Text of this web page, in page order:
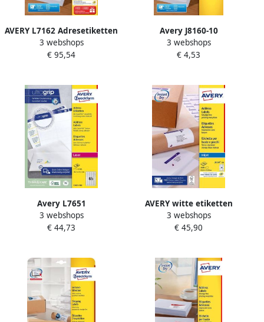
AVERY L7162 Adresetiketten
Laser Ultragrip wit 250
vellen 16 per vel 99 1 x 33 9
3 webshops
€ 95,54
Avery J8160-10
adresetiketten ft 63 5 x 38 1
mm (b x h) 210 etiketten
3 webshops
€ 4,53
Avery L7651
Verzendetiketten Laser
Ultragrip wit 100 vellen 65
3 webshops
€ 44,73
AVERY witte etiketten
QuickDry ft 63 5 x 33 9 mm
(b x h) 2.400 stuks 24 per
3 webshops
€ 45,90